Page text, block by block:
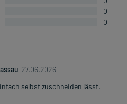
0
0
27.06.2026
selbst zuschneiden lässt.